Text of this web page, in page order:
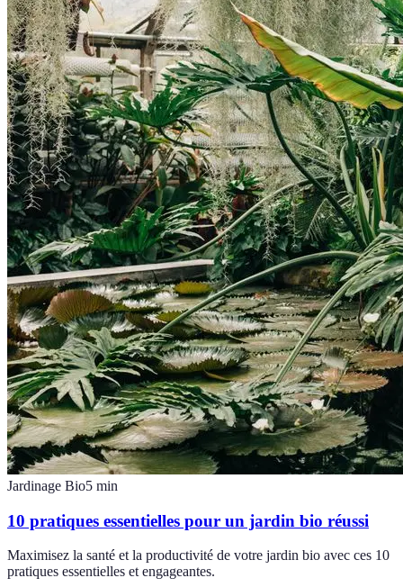
Jardinage Bio5 min
10 pratiques essentielles pour un jardin bio réussi
Maximisez la santé et la productivité de votre jardin bio avec ces 10
pratiques essentielles et engageantes.